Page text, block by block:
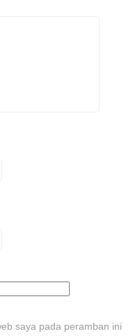
saya pada peramban ini